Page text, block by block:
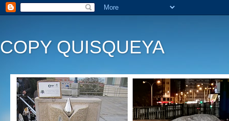
COPY QUISQUEYA